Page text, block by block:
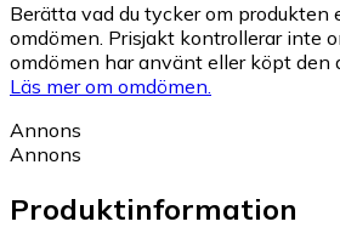
Berätta vad du tycker om produkten
omdömen. Prisjakt kontrollerar inte
omdömen har använt eller köpt den
Läs mer om omdömen.
Annons
Annons
Produktinformation